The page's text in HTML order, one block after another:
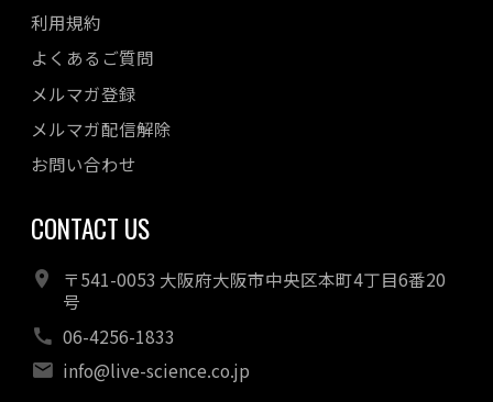
利用規約
よくあるご質問
メルマガ登録
メルマガ配信解除
お問い合わせ
CONTACT US
〒541-0053 大阪府大阪市中央区本町4丁目6番20
号
06-4256-1833
info@live-science.co.jp